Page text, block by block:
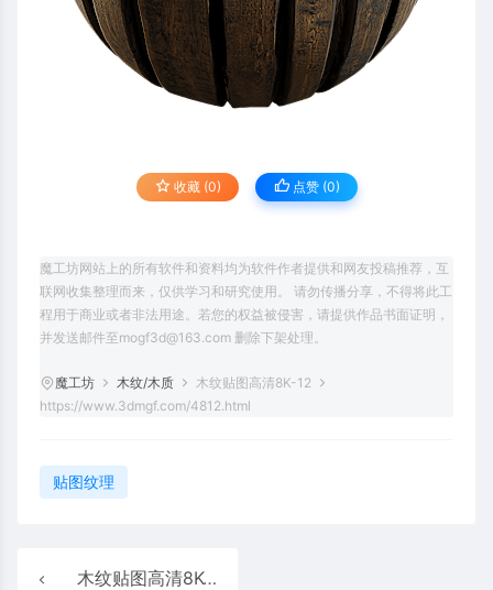
收藏 (0) 点赞 (0)
魔工坊网站上的所有软件和资料均为软件作者提供和网友投稿推荐，互
联网收集整理而来，仅供学习和研究使用。 请勿传播分享，不得将此工
程用于商业或者非法用途。若您的权益被侵害，请提供作品书面证明，
并发送邮件至mogf3d@163.com 删除下架处理。
魔工坊 木纹/木质
木纹贴图高清8K-12
https://www.3dmgf.com/4812.html
贴图纹理
木纹贴图高清8K-11